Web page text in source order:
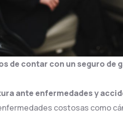
de contar con un seguro de
ante enfermedades y
costosas como